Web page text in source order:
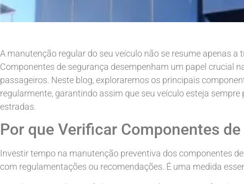
A manutenção regular do seu veículo não se resume apenas a
Componentes de segurança desempenham um papel crucial
passageiros. Neste blog, exploraremos os principais
regularmente, garantindo assim que seu veículo esteja
estradas.
Por que Verificar Componentes
Investir tempo na manutenção preventiva dos componentes
com regulamentações ou recomendações. É uma medida